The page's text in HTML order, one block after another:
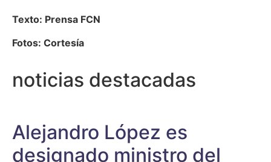
Texto: Prensa FCN
Fotos: Cortesía
noticias destacadas
Alejandro López es
designado ministro del